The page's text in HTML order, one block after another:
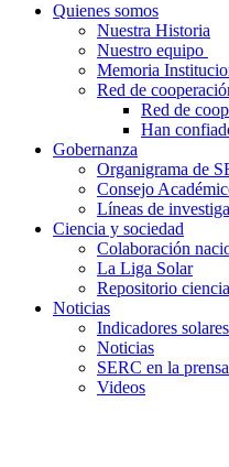
Quienes somos
Nuestra Historia
Nuestro equipo
Memoria
Red de
Red de
Han
Gobernanza
Organigrama de
Consejo
Líneas de
Ciencia y sociedad
Colaboración
La Liga Solar
Repositorio
Noticias
Indicadores solares
Noticias
SERC en la prensa
Videos